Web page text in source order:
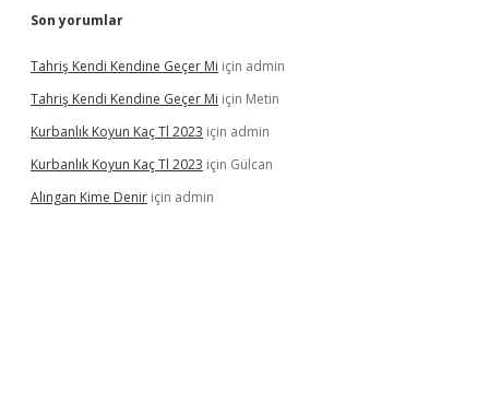
Son yorumlar
Tahriş Kendi Kendine Geçer Mi için admin
Tahriş Kendi Kendine Geçer Mi için Metin
Kurbanlık Koyun Kaç Tl 2023 için admin
Kurbanlık Koyun Kaç Tl 2023 için Gülcan
Alıngan Kime Denir için admin